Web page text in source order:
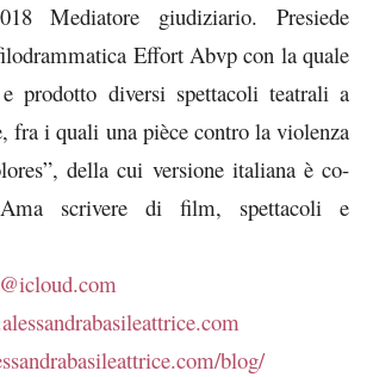
Mediatore giudiziario. Presiede
Effort Abvp con la quale
prodotto diversi spettacoli teatrali a
fra i quali una pièce contro la violenza
della cui versione italiana è co-
scrivere di film, spettacoli e
blog/